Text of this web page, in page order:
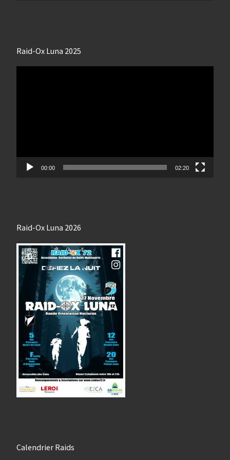
Raid-Ox Luna 2025
00:00 02:20
Raid-Ox Luna 2026
Calendrier Raids